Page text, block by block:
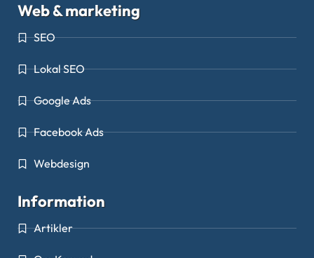
Web & marketing
SEO
Lokal SEO
Google Ads
Facebook Ads
Webdesign
Information
Artikler